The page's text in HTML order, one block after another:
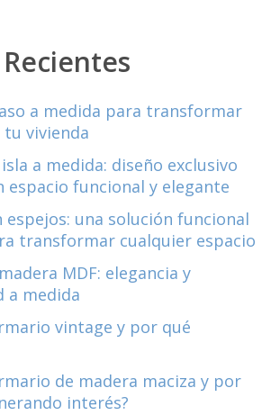
a medida para transformar
vivienda
a medida: diseño exclusivo
espacio funcional y elegante
espejos: una solución funcional
transformar cualquier espacio
MDF: elegancia y
a medida
vintage y por qué
de madera maciza y por
interés?